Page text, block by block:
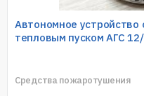
Автономное устройство
тепловым пуском АГС
Средства пожаротушения